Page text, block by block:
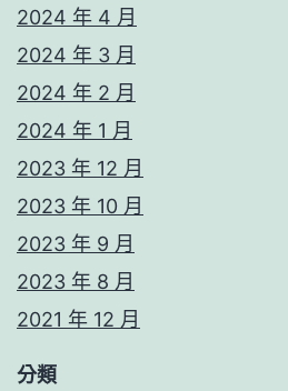
2024 年 4 月
2024 年 3 月
2024 年 2 月
2024 年 1 月
2023 年 12 月
2023 年 10 月
2023 年 9 月
2023 年 8 月
2021 年 12 月
分類